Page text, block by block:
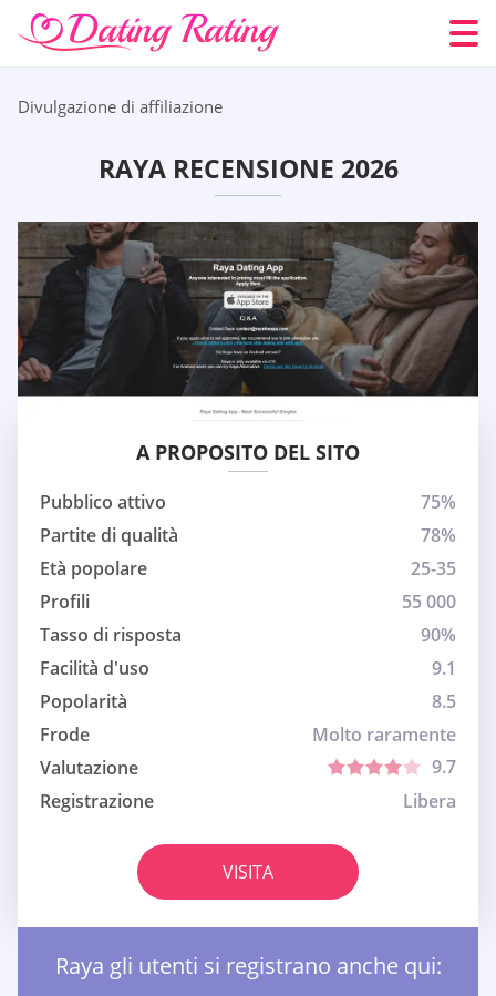
Divulgazione di affiliazione
RAYA RECENSIONE 2026
A PROPOSITO DEL SITO
Pubblico attivo
75%
Partite di qualità
78%
Età popolare
25-35
Profili
55 000
Tasso di risposta
90%
Facilità d'uso
9.1
Popolarità
8.5
Frode
Molto raramente
Valutazione
9.7
Registrazione
Libera
VISITA
Raya gli utenti si registrano anche qui: